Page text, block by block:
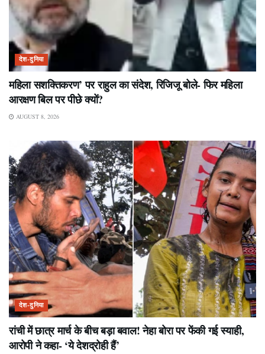
देश-दुनिया
महिला सशक्तिकरण’ पर राहुल का संदेश, रिजिजू बोले- फिर महिला
आरक्षण बिल पर पीछे क्यों?
AUGUST 8, 2026
देश-दुनिया
रांची में छात्र मार्च के बीच बड़ा बवाल! नेहा बोरा पर फेंकी गई स्याही,
आरोपी ने कहा- ‘ये देशद्रोही हैं’